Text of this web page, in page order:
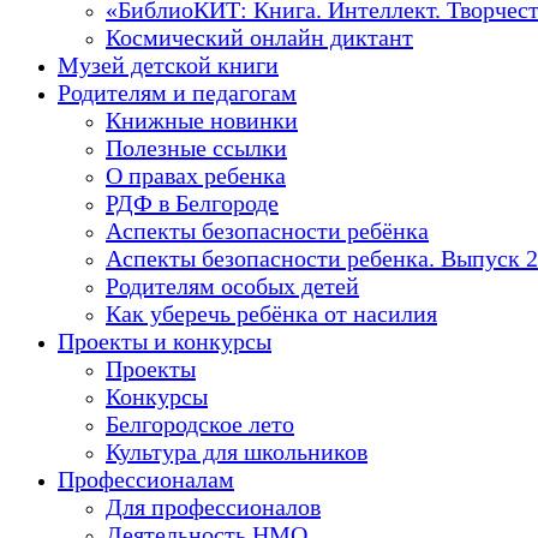
«БиблиоКИТ: Книга. Интеллект.
Космический онлайн диктант
Музей детской книги
Родителям и педагогам
Книжные новинки
Полезные ссылки
О правах ребенка
РДФ в Белгороде
Аспекты безопасности ребёнка
Аспекты безопасности ребенка. Выпуск 2
Родителям особых детей
Как уберечь ребёнка от насилия
Проекты и конкурсы
Проекты
Конкурсы
Белгородское лето
Культура для школьников
Профессионалам
Для профессионалов